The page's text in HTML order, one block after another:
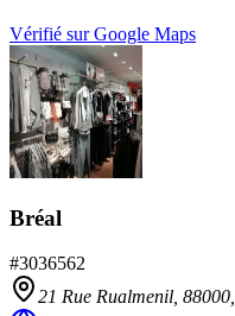
Vérifié sur Google Maps
Bréal
#3036562
21 Rue Rualmenil, 88000,